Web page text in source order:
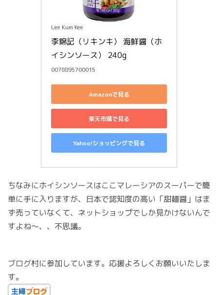
Lee Kum Kee
李錦記（リキンキ） 海鮮醤（ホ
イシンソース） 240g
0078895700015
Amazonで見る
楽天市場で見る
Yahoo!ショッピングで見る
ちなみにホイシンソースはここマレーシアのスーパーで簡
単に手に入りますが、日本で認知度の高い「甜麺醤」はま
ず売っていなくて、ネットショップでしか見かけないんで
すよね〜、、不思議。
ブログ村に参加しています。応援よろしくお願いいたしま
す。